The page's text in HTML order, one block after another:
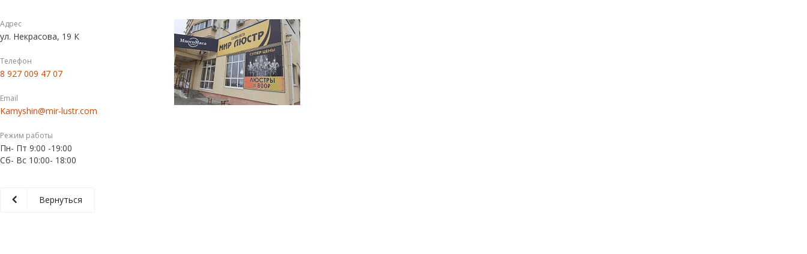
Адрес
ул. Некрасова, 19 К
Телефон
8 927 009 47 07
Email
Kamyshin@mir-lustr.com
Режим работы
Пн- Пт 9:00 -19:00
Сб- Вс 10:00- 18:00
Вернуться